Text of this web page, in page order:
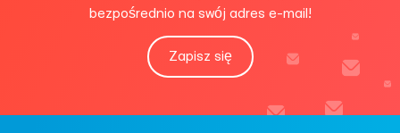
bezpośrednio na swój adres e-mail!
Zapisz się